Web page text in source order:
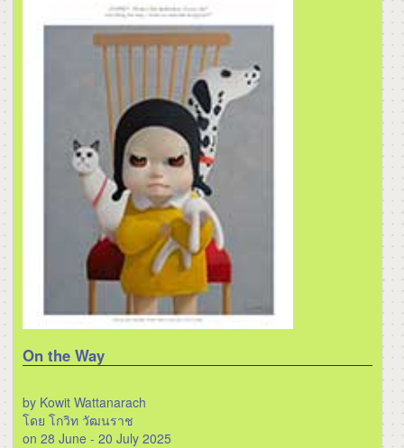
On the Way
by Kowit Wattanarach
โดย โกวิท วัฒนราช
on 28 June - 20 July 2025